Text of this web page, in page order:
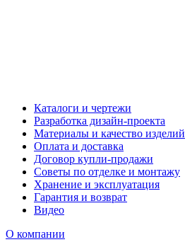
Каталоги и чертежи
Разработка дизайн-проекта
Материалы и качество изделий
Оплата и доставка
Договор купли-продажи
Советы по отделке и монтажу
Хранение и эксплуатация
Гарантия и возврат
Видео
О компании